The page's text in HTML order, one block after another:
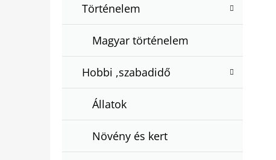
Történelem
Magyar történelem
Hobbi ,szabadidő
Állatok
Növény és kert